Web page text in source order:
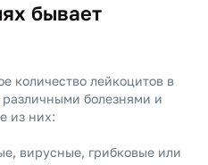
бывает
количество лейкоцитов в
болезнями и
из них:
вирусные, грибковые или